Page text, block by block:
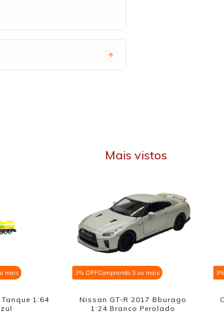
Mais vistos
Comprando 3 ou mais
Nissan GT-R 2017 Bburago
1:24 Branco Perolado
Comprando
Caminhão